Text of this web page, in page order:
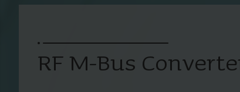
RF M-Bus